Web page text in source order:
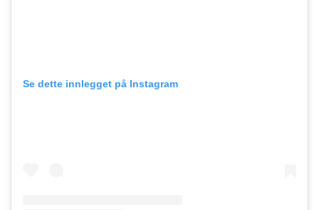
Se dette innlegget på Instagram